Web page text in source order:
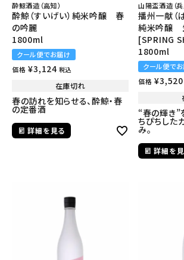
酔鯨酒造（高知）
酔鯨（すいげい）純米吟醸 春
の吟麗
1800ml
クール便でお届け
価格 ¥3,124 税込
在庫切れ
春の訪れを知らせる、酔鯨・春
の定番酒
詳細を見る
山陽盃酒造（兵
播州一献（
純米吟醸
[SPRING
1800ml
クール便で
価格 ¥3,520
“春の輝き”
ちぴちした
み。
詳細を